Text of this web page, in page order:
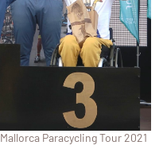
Mallorca Paracycling Tour 2021